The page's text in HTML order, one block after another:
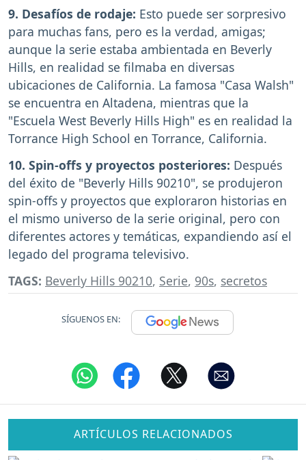
9. Desafíos de rodaje: Esto puede ser sorpresivo
para muchas fans, pero es la verdad, amigas;
aunque la serie estaba ambientada en Beverly
Hills, en realidad se filmaba en diversas
ubicaciones de California. La famosa "Casa Walsh"
se encuentra en Altadena, mientras que la
"Escuela West Beverly Hills High" es en realidad la
Torrance High School en Torrance, California.
10. Spin-offs y proyectos posteriores: Después
del éxito de "Beverly Hills 90210", se produjeron
spin-offs y proyectos que exploraron historias en
el mismo universo de la serie original, pero con
diferentes actores y temáticas, expandiendo así el
legado del programa televisivo.
TAGS: Beverly Hills 90210, Serie, 90s, secretos
SÍGUENOS EN:
ARTÍCULOS RELACIONADOS